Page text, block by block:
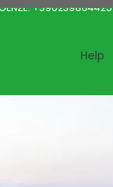
+390239864425
Help